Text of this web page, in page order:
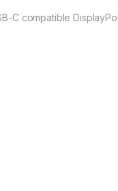
C compatible